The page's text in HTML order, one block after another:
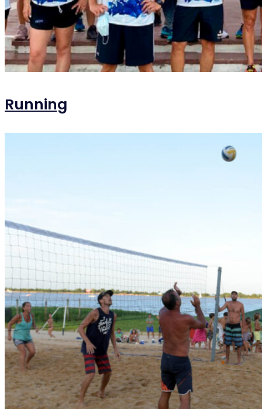
Running